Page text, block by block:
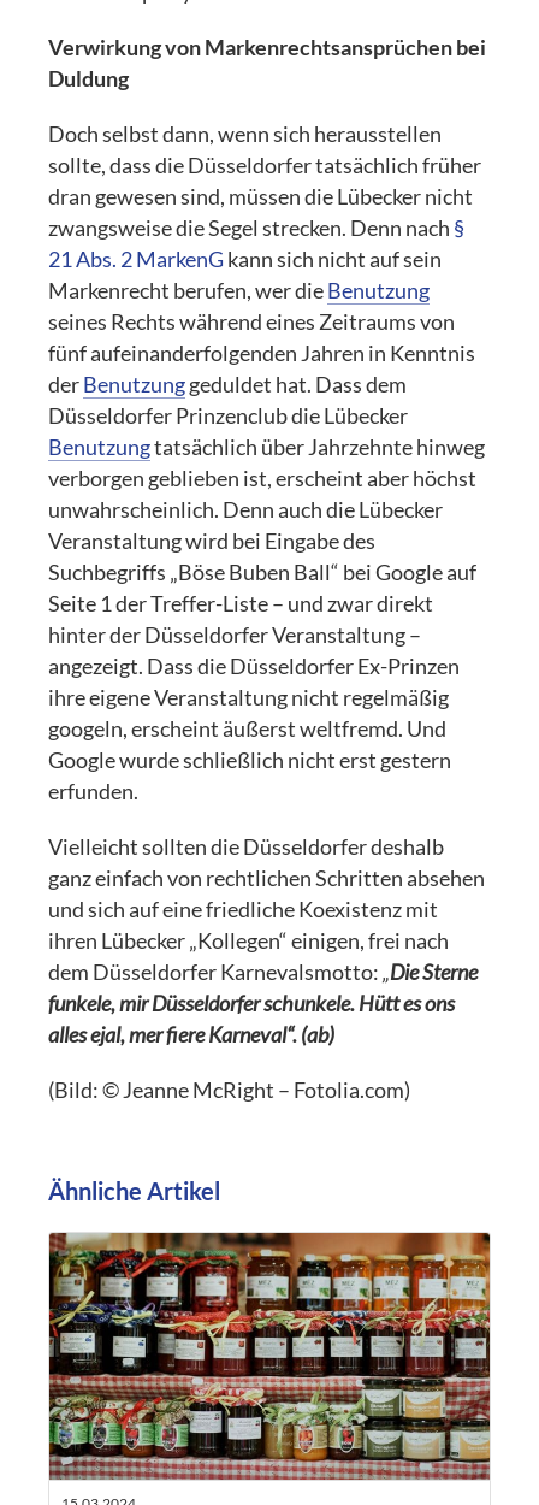
Verwirkung von Markenrechtsansprüchen bei
Duldung
Doch selbst dann, wenn sich herausstellen
sollte, dass die Düsseldorfer tatsächlich früher
dran gewesen sind, müssen die Lübecker nicht
zwangsweise die Segel strecken. Denn nach §
21 Abs. 2 MarkenG kann sich nicht auf sein
Markenrecht berufen, wer dieBenutzung
seines Rechts während eines Zeitraums von
fünf aufeinanderfolgenden Jahren in Kenntnis
derBenutzunggeduldet hat. Dass dem
Düsseldorfer Prinzenclub die Lübecker
Benutzungtatsächlich über Jahrzehnte hinweg
verborgen geblieben ist, erscheint aber höchst
unwahrscheinlich. Denn auch die Lübecker
Veranstaltung wird bei Eingabe des
Suchbegriffs „Böse Buben Ball“ bei Google auf
Seite 1 der Treffer-Liste – und zwar direkt
hinter der Düsseldorfer Veranstaltung –
angezeigt. Dass die Düsseldorfer Ex-Prinzen
ihre eigene Veranstaltung nicht regelmäßig
googeln, erscheint äußerst weltfremd. Und
Google wurde schließlich nicht erst gestern
erfunden.
Vielleicht sollten die Düsseldorfer deshalb
ganz einfach von rechtlichen Schritten absehen
und sich auf eine friedliche Koexistenz mit
ihren Lübecker „Kollegen“ einigen, frei nach
dem Düsseldorfer Karnevalsmotto:„Die Sterne
funkele, mir Düsseldorfer schunkele. Hütt es ons
alles ejal, mer fiere Karneval“. (ab)
(Bild: © Jeanne McRight – Fotolia.com)
Ähnliche Artikel